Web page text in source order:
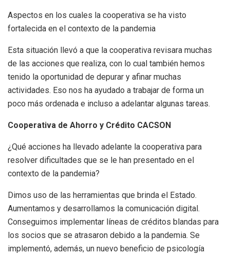
Aspectos en los cuales la cooperativa se ha visto
fortalecida en el contexto de la pandemia
Esta situación llevó a que la cooperativa revisara muchas
de las acciones que realiza, con lo cual también hemos
tenido la oportunidad de depurar y afinar muchas
actividades. Eso nos ha ayudado a trabajar de forma un
poco más ordenada e incluso a adelantar algunas tareas.
Cooperativa de Ahorro y Crédito CACSON
¿Qué acciones ha llevado adelante la cooperativa para
resolver dificultades que se le han presentado en el
contexto de la pandemia?
Dimos uso de las herramientas que brinda el Estado.
Aumentamos y desarrollamos la comunicación digital.
Conseguimos implementar líneas de créditos blandas para
los socios que se atrasaron debido a la pandemia. Se
implementó, además, un nuevo beneficio de psicología